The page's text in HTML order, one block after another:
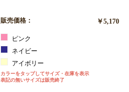
販売価格： ￥5,170
ピンク
ネイビー
アイボリー
カラーをタップしてサイズ・在庫を表示
表記の無いサイズは販売終了